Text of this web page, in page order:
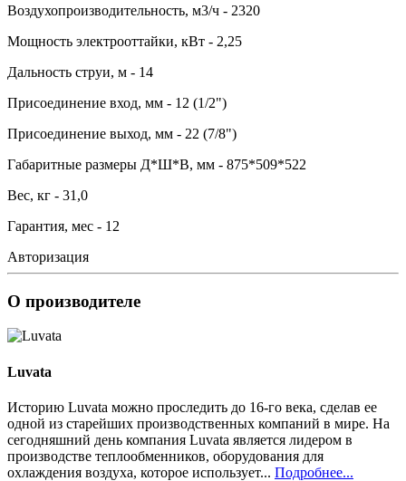
Воздухопроизводительность, м3/ч - 2320
Мощность электрооттайки, кВт - 2,25
Дальность струи, м - 14
Присоединение вход, мм - 12 (1/2")
Присоединение выход, мм - 22 (7/8")
Габаритные размеры Д*Ш*В, мм - 875*509*522
Вес, кг - 31,0
Гарантия, мес - 12
Авторизация
О производителе
Luvata
Историю Luvata можно проследить до 16-го века, сделав ее
одной из старейших производственных компаний в мире. На
сегодняшний день компания Luvata является лидером в
производстве теплообменников, оборудования для
охлаждения воздуха, которое использует... Подробнее...